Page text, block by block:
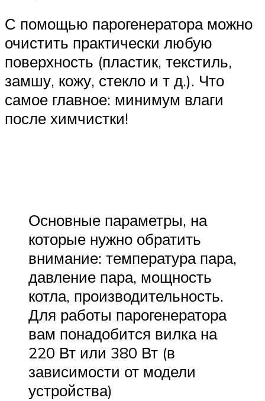
С помощью парогенератора можно
очистить практически любую
поверхность (пластик, текстиль,
замшу, кожу, стекло и т д.). Что
самое главное: минимум влаги
после химчистки!
Основные параметры, на
которые нужно обратить
внимание: температура пара,
давление пара, мощность
котла, производительность.
Для работы парогенератора
вам понадобится вилка на
220 Вт или 380 Вт (в
зависимости от модели
устройства)